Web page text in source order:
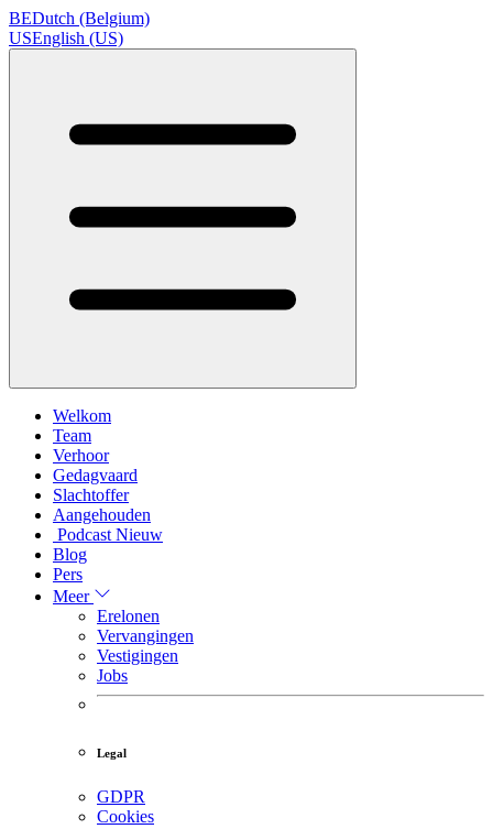
BEDutch (Belgium)
USEnglish (US)
Welkom
Team
Verhoor
Gedagvaard
Slachtoffer
Aangehouden
Podcast Nieuw
Blog
Pers
Meer
Erelonen
Vervangingen
Vestigingen
Jobs
Legal
GDPR
Cookies